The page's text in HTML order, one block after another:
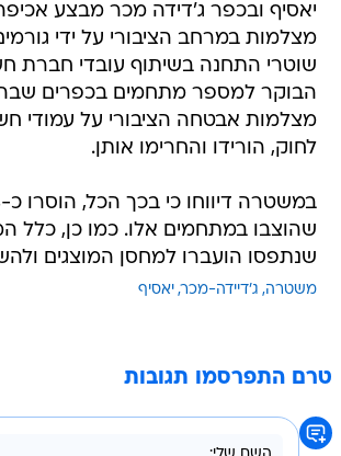
יאסיף ובכפר ג'דידה מכר מבצע
מצלמות במרחב הציבורי על ידי
שוטרי התחנה בשיתוף עובדי חברת
הבוקר למספר מתחמים בכפרים
מצלמות אבטחה הציבורי על עמודי
לחוק, הורידו והחרימו אותן.
שהוצבו במתחמים אלו. כמו כן, כלל
שנתפסו הועברו למחסן המוצגים
משטרה ג'דיידה-מכר יאסיף
טרם התפרסמו תגובות